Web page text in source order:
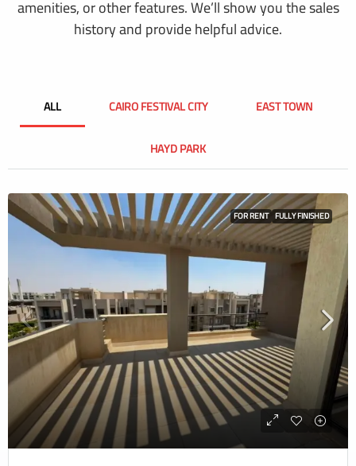
amenities, or other features. We’ll show you the sales
history and provide helpful advice.
ALL CAIRO FESTIVAL CITY EAST TOWN
HAYD PARK
FOR RENT FULLY FINISHED